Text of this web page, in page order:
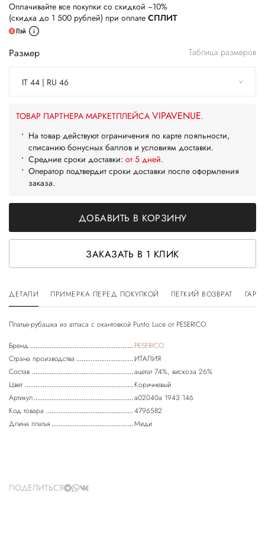
Оплачивайте все покупки со скидкой −10%
(скидка до 1 500 рублей) при оплате СПЛИТ
Размер Таблица размеров
IT 44 | RU 46
ТОВАР ПАРТНЕРА МАРКЕТПЛЕЙСА VIPAVENUE.
На товар действуют ограничения по карте лояльности,
списанию бонусных баллов и условиям доставки.
Средние сроки доставки: от 5 дней.
Оператор подтвердит сроки доставки после оформления
заказа.
ДОБАВИТЬ В КОРЗИНУ
ЗАКАЗАТЬ В 1 КЛИК
ДЕТАЛИ ПРИМЕРКА ПЕРЕД ПОКУПКОЙ ЛЕГКИЙ ВОЗВРАТ
Бренд
PESERICO
Страна производства
ИТАЛИЯ
Состав
ацетат 74%, вискоза 26%
Цвет
Коричневый
Артикул
a02040a 1943 146
Код товара
4796582
Длина платья
Миди
ПОДЕЛИТЬСЯ